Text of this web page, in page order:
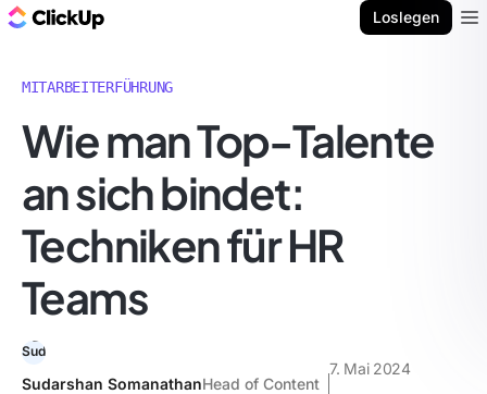
Loslegen
MITARBEITERFÜHRUNG
Wie man Top-Talente
an sich bindet:
Techniken für HR
Teams
Sudarshan SomanathanHead of Content
7. Mai 2024